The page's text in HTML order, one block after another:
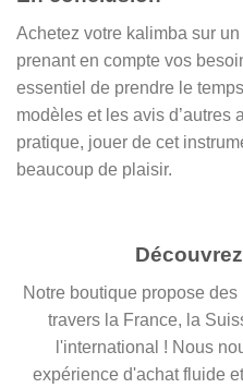
Achetez votre kalimba sur
prenant en compte vos
essentiel de prendre le
modèles et les avis d’autres
pratique, jouer de cet
beaucoup de plaisir.
Notre boutique propose
travers la France, la
l'international ! Nous
expérience d'achat fluide